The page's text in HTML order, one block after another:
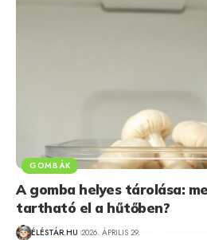
GOMBÁK
A gomba helyes tárolása:
tartható el a hűtőben?
ÉLÉSTÁR.HU 2026. ÁPRILIS 29.